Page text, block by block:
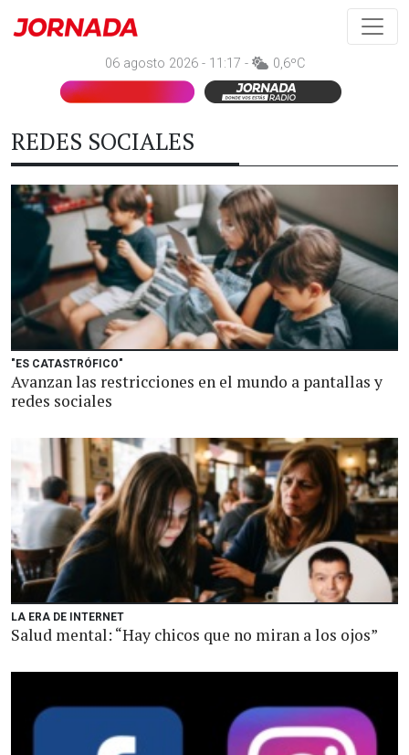
06 agosto 2026 - 11:17 - 0,6ºC
REDES SOCIALES
"ES CATASTRÓFICO"
Avanzan las restricciones en el mundo a pantallas y
redes sociales
LA ERA DE INTERNET
Salud mental: “Hay chicos que no miran a los ojos”